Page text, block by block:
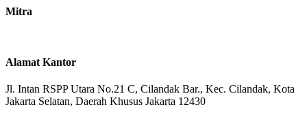
Mitra
Alamat Kantor
Jl. Intan RSPP Utara No.21 C, Cilandak Bar., Kec. Cilandak, Kota
Jakarta Selatan, Daerah Khusus Jakarta 12430